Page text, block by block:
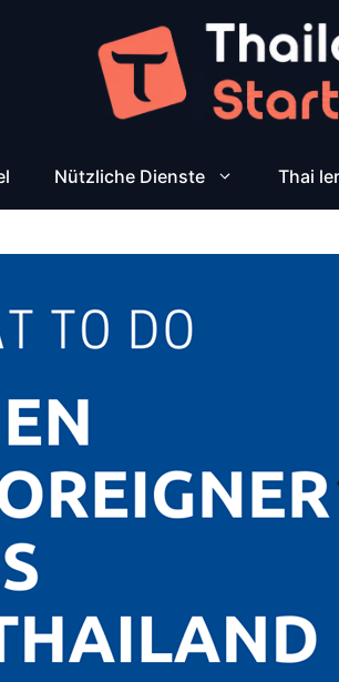
Nützliche Dienste Thai